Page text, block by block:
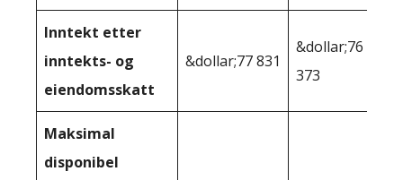
Inntekt etter
inntekts- og
eiendomsskatt
&dollar;77 831
&dollar;76
373
Maksimal
disponibel